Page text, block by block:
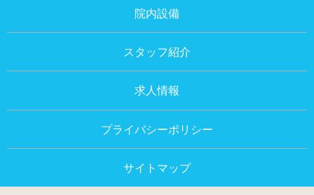
院内設備
スタッフ紹介
求人情報
プライバシーポリシー
サイトマップ